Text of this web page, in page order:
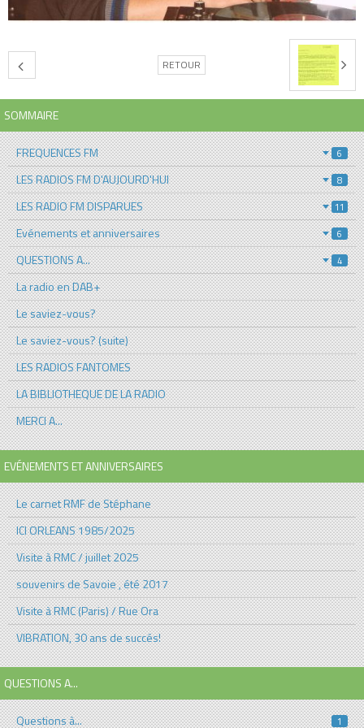
RETOUR
SOMMAIRE
FREQUENCES FM 6
LES RADIOS FM D'AUJOURD'HUI 8
LES RADIO FM DISPARUES 11
Evénements et anniversaires 6
QUESTIONS A... 4
La radio en DAB+
Le saviez-vous?
Le saviez-vous? (suite)
LES RADIOS FANTOMES
LA BIBLIOTHEQUE DE LA RADIO
MERCI A...
EVÉNEMENTS ET ANNIVERSAIRES
Le carnet RMF de Stéphane
ICI ORLEANS 1985/2025
Visite à RMC / juillet 2025
souvenirs de Savoie , été 2017
Visite à RMC (Paris) / Rue Ora
VIBRATION, 30 ans de succés!
QUESTIONS A...
Questions à... 1